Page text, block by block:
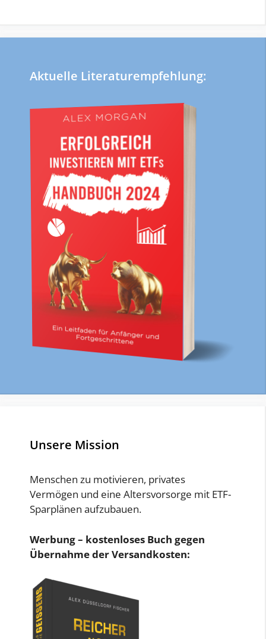
Aktuelle Literaturempfehlung:
Unsere Mission
Menschen zu motivieren, privates
Vermögen und eine Altersvorsorge mit ETF-
Sparplänen aufzubauen.
Werbung – kostenloses Buch gegen
Übernahme der Versandkosten: